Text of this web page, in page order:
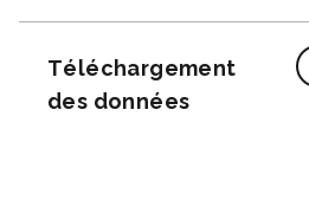
Téléchargement
des données